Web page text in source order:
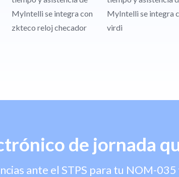
de jornada
ante el STPS para tu NOM-